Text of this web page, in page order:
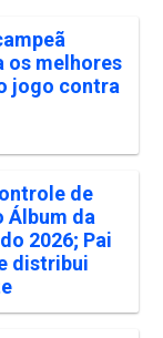
os melhores
jogo contra
de
Álbum da
2026; Pai
distribui